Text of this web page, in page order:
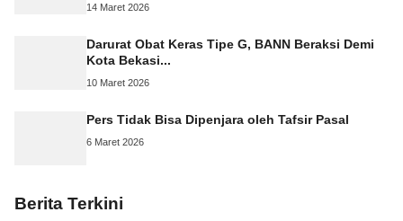
14 Maret 2026
Darurat Obat Keras Tipe G, BANN Beraksi Demi
Kota Bekasi...
10 Maret 2026
Pers Tidak Bisa Dipenjara oleh Tafsir Pasal
6 Maret 2026
Berita Terkini